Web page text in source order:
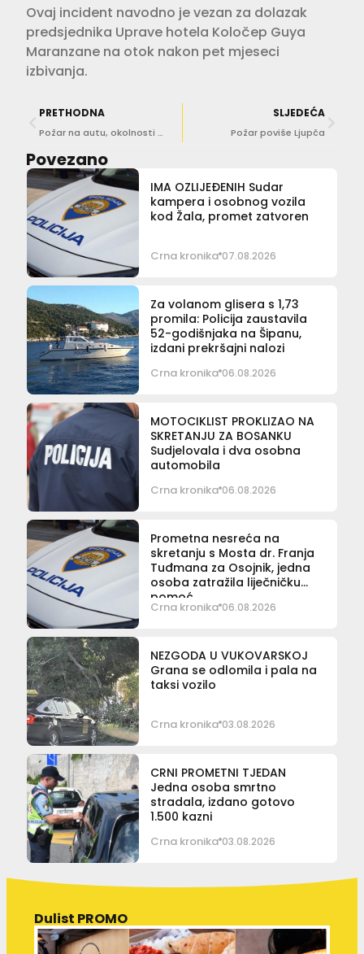
Ovaj incident navodno je vezan za dolazak
predsjednika Uprave hotela Koločep Guya
Maranzane na otok nakon pet mjeseci
izbivanja.
PRETHODNA
Požar na autu, okolnosti nepoznate
SLJEDEĆA
Požar poviše Ljupča
Povezano
IMA OZLIJEĐENIH Sudar
kampera i osobnog vozila
kod Žala, promet zatvoren
Crna kronika 07.08.2026
Za volanom glisera s 1,73
promila: Policija zaustavila
52-godišnjaka na Šipanu,
izdani prekršajni nalozi
Crna kronika 06.08.2026
MOTOCIKLIST PROKLIZAO NA
SKRETANJU ZA BOSANKU
Sudjelovala i dva osobna
automobila
Crna kronika 06.08.2026
Prometna nesreća na
skretanju s Mosta dr. Franja
Tuđmana za Osojnik, jedna
osoba zatražila liječničku
pomoć
Crna kronika 06.08.2026
NEZGODA U VUKOVARSKOJ
Grana se odlomila i pala na
taksi vozilo
Crna kronika 03.08.2026
CRNI PROMETNI TJEDAN
Jedna osoba smrtno
stradala, izdano gotovo
1.500 kazni
Crna kronika 03.08.2026
Dulist PROMO